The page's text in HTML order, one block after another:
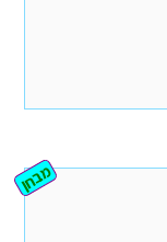
מבחן